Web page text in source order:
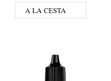
A LA CESTA